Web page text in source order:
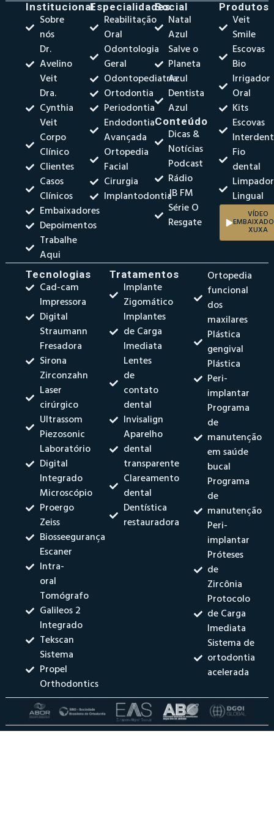
Institucional
Sobre
nós
Dr.
Avelino
Veit
Dra.
Cynthia
Veit
Corpo
Clínico
Clientes
Casos
Clínicos
Embaixadores
Depoimentos
Trabalhe
Aqui
Especialidades
Reabilitação
Oral
Odontologia
Geral
Odontopediatria
Ortodontia
Periodontia
Endodontia
Avançada
Ortopedia
Facial
Cirurgia
Implantodontia
Social
Natal
Azul
Salve o
Planeta
Azul
Dentista
Azul
Conteúdo
Dicas &
Notícias
Podcast
Rádio
JB FM
Série O
Resgate
Produtos
Veit
Smile
Escovas
Bio
Irrigador
Oral
Kits
Escovas
Fio
dental
Limpador
Lingual
VÍDEO
XUXA
Tecnologias
Cad-cam
Impressora
Digital
Straumann
Fresadora
Sirona
Zirconzahn
Laser
cirúrgico
Ultrassom
Piezosonic
Laboratório
Digital
Integrado
Microscópio
Proergo
Zeiss
Biosseegurança
Escaner
Intra-
oral
Tomógrafo
Galileos 2
Integrado
Tekscan
Sistema
Propel
Orthodontics
Tratamentos
Implante
Zigomático
Implantes
de Carga
Imediata
Lentes
de
contato
dental
Invisalign
Aparelho
dental
transparente
Clareamento
dental
Dentística
restauradora
Ortopedia
funcional
dos
maxilares
Plástica
gengival
Plástica
Peri-
implantar
Programa
de
manutenção
em saúde
bucal
Programa
de
manutenção
Peri-
implantar
Próteses
de
Zircônia
Protocolo
de Carga
Imediata
Sistema de
ortodontia
acelerada